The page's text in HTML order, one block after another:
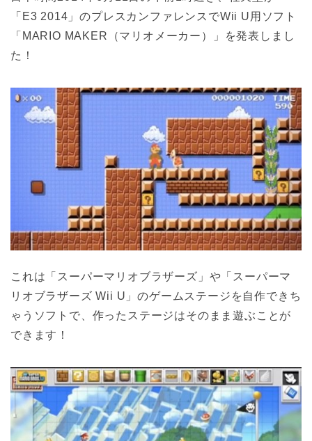
「E3 2014」のプレスカンファレンスでWii U用ソフト
「MARIO MAKER（マリオメーカー）」を発表しまし
た！
これは「スーパーマリオブラザーズ」や「スーパーマ
リオブラザーズ Wii U」のゲームステージを自作できち
ゃうソフトで、作ったステージはそのまま遊ぶことが
できます！